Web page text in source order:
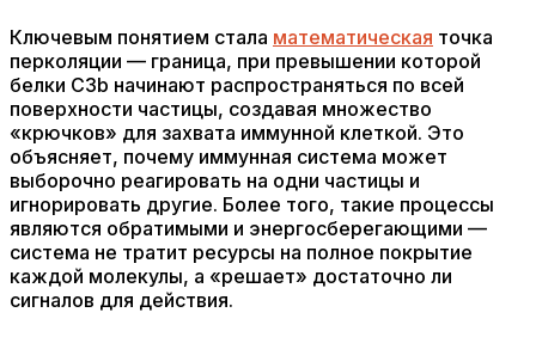
Ключевым понятием стала математическая точка
перколяции — граница, при превышении которой
белки C3b начинают распространяться по всей
поверхности частицы, создавая множество
«крючков» для захвата иммунной клеткой. Это
объясняет, почему иммунная система может
выборочно реагировать на одни частицы и
игнорировать другие. Более того, такие процессы
являются обратимыми и энергосберегающими —
система не тратит ресурсы на полное покрытие
каждой молекулы, а «решает» достаточно ли
сигналов для действия.